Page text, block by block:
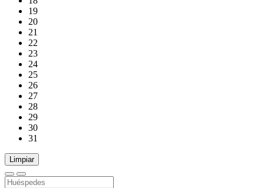
19
20
21
22
23
24
25
26
27
28
29
30
31
Limpiar